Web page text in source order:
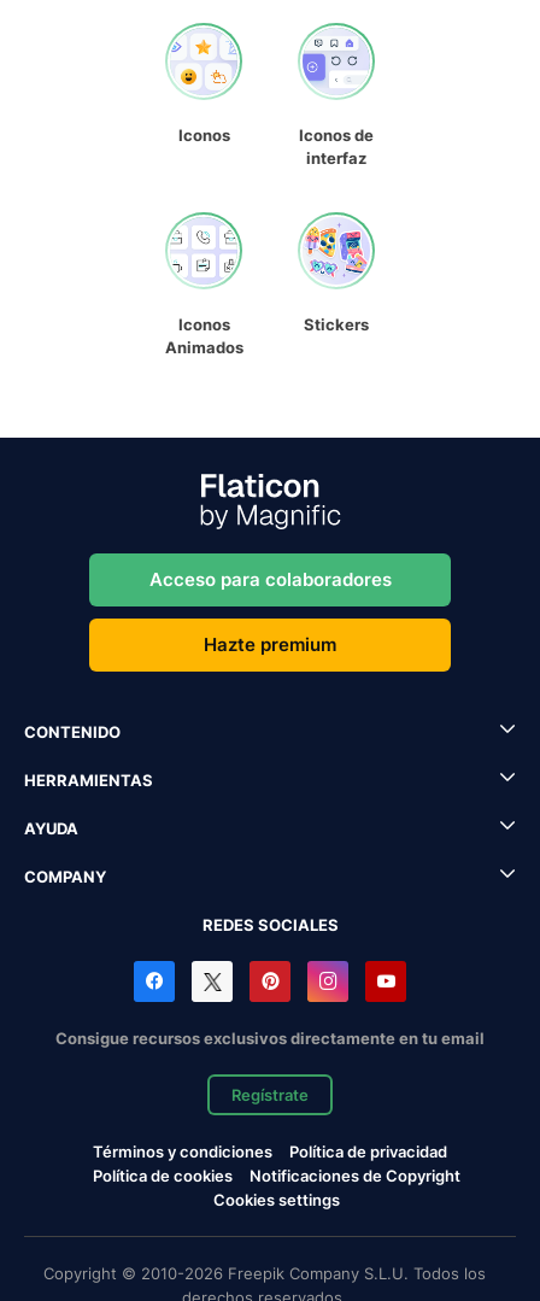
Iconos
Iconos de
interfaz
Iconos
Animados
Stickers
Acceso para colaboradores
Hazte premium
CONTENIDO
HERRAMIENTAS
AYUDA
COMPANY
REDES SOCIALES
Consigue recursos exclusivos directamente en tu email
Regístrate
Términos y condiciones
Política de privacidad
Política de cookies
Notificaciones de Copyright
Cookies settings
Copyright © 2010-2026 Freepik Company S.L.U. Todos los